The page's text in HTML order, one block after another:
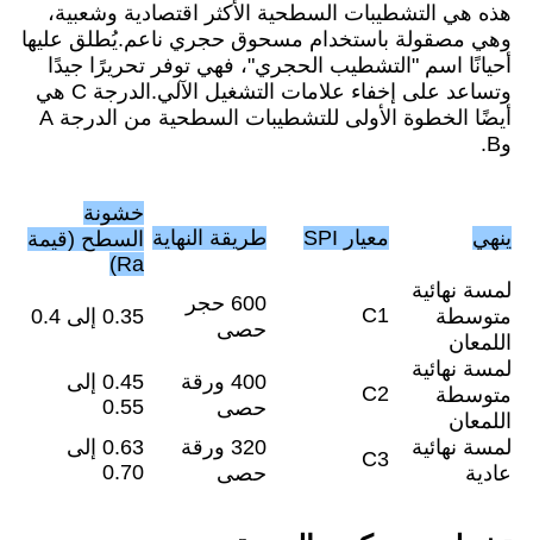
هذه هي التشطيبات السطحية الأكثر اقتصادية وشعبية،
وهي مصقولة باستخدام مسحوق حجري ناعم.يُطلق عليها
أحيانًا اسم "التشطيب الحجري"، فهي توفر تحريرًا جيدًا
وتساعد على إخفاء علامات التشغيل الآلي.الدرجة C هي
أيضًا الخطوة الأولى للتشطيبات السطحية من الدرجة A
وB.
ينهي معيار SPI طريقة النهاية
خشونة
السطح (قيمة
Ra)
لمسة نهائية
متوسطة
اللمعان
C1
600 حجر
حصى
0.35 إلى 0.4
لمسة نهائية
متوسطة
اللمعان
C2
400 ورقة
حصى
0.45 إلى
0.55
لمسة نهائية
عادية
C3
320 ورقة
حصى
0.63 إلى
0.70